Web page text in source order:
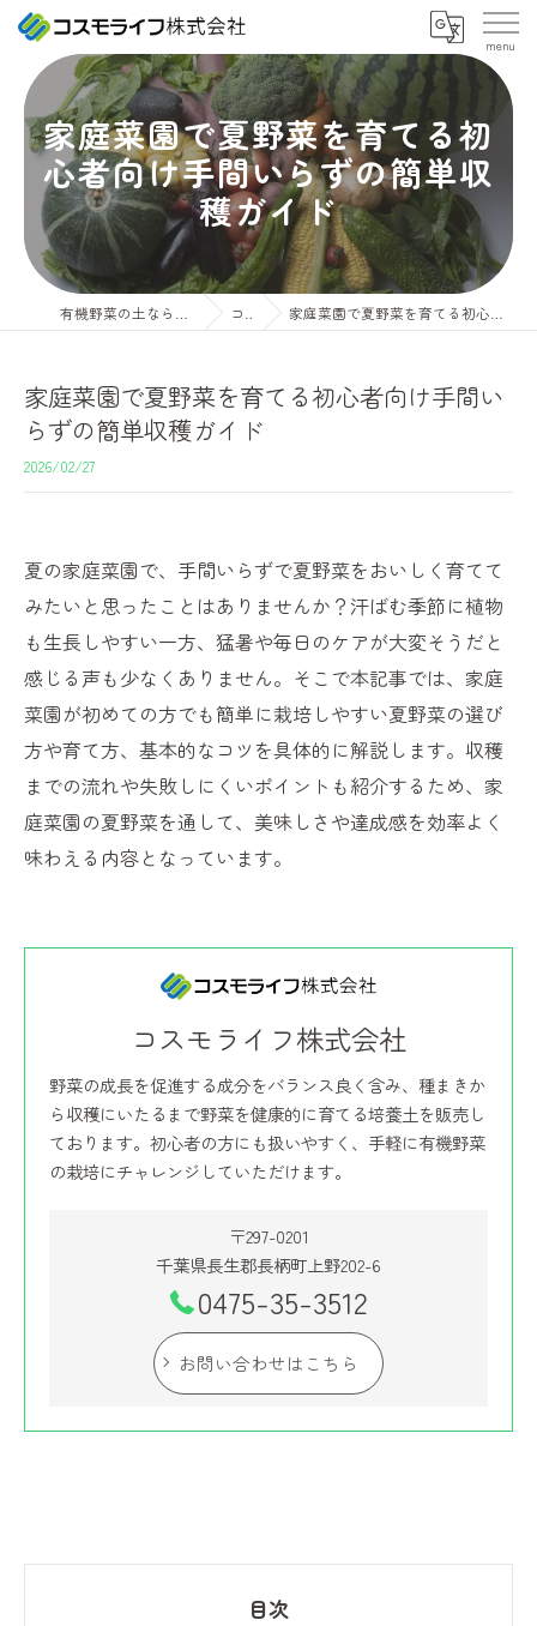
家庭菜園で夏野菜を育てる初
心者向け手間いらずの簡単収
穫ガイド
コラム 家庭菜園で夏野菜を育てる初心者向け手間いらずの簡単収穫ガイド
家庭菜園で夏野菜を育てる初心者向け手間い
らずの簡単収穫ガイド
2026/02/27
夏の家庭菜園で、手間いらずで夏野菜をおいしく育てて
みたいと思ったことはありませんか？汗ばむ季節に植物
も生長しやすい一方、猛暑や毎日のケアが大変そうだと
感じる声も少なくありません。そこで本記事では、家庭
菜園が初めての方でも簡単に栽培しやすい夏野菜の選び
方や育て方、基本的なコツを具体的に解説します。収穫
までの流れや失敗しにくいポイントも紹介するため、家
庭菜園の夏野菜を通して、美味しさや達成感を効率よく
味わえる内容となっています。
コスモライフ株式会社
野菜の成長を促進する成分をバランス良く含み、種まきか
ら収穫にいたるまで野菜を健康的に育てる培養土を販売し
ております。初心者の方にも扱いやすく、手軽に有機野菜
の栽培にチャレンジしていただけます。
〒297-0201
千葉県長生郡長柄町上野202-6
0475-35-3512
お問い合わせはこちら
目次